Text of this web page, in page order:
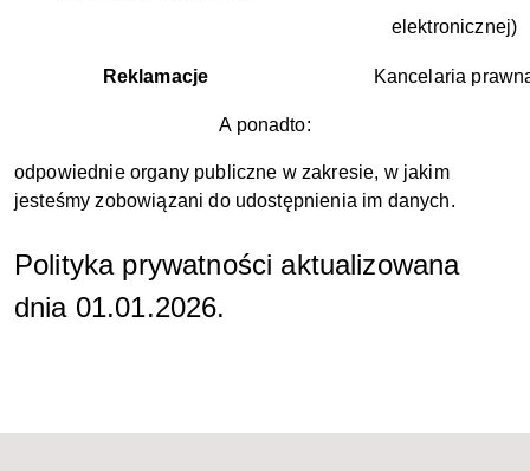
elektronicznej)
Reklamacje Kancelaria
A ponadto:
odpowiednie organy publiczne w zakresie, w jakim
jesteśmy zobowiązani do udostępnienia im danych.
Polityka prywatności aktualizowana
dnia 01.01.2026.